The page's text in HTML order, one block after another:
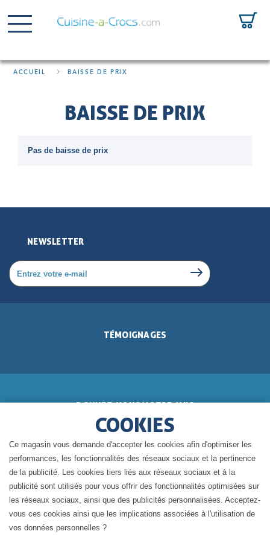
ACCUEIL BAISSE DE PRIX
BAISSE DE PRIX
Pas de baisse de prix
NEWSLETTER
TÉMOIGNAGES
DONNEZ-NOUS VOTRE AVIS
BLOG DE GÉRALDINE
COOKIES
Ce magasin vous demande d'accepter les cookies afin d'optimiser les
performances, les fonctionnalités des réseaux sociaux et la pertinence
de la publicité. Les cookies tiers liés aux réseaux sociaux et à la
publicité sont utilisés pour vous offrir des fonctionnalités optimisées sur
les réseaux sociaux, ainsi que des publicités personnalisées. Acceptez-
vous ces cookies ainsi que les implications associées à l'utilisation de
vos données personnelles ?